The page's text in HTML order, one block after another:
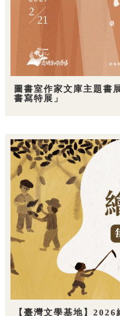
圖書室作家文庫主題書
書寫特展」
【臺灣文學基地】2026